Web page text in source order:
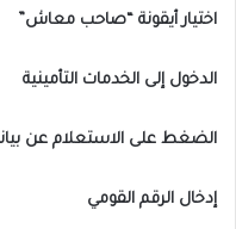
اختيار أيقونة “صاحب معاش”
الدخول إلى الخدمات التأمينية
الضغط على الاستعلام عن
إدخال الرقم القومي